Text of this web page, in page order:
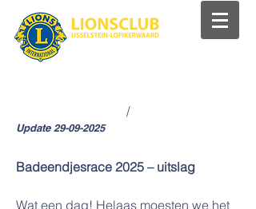
/​
Update 29-09-2025
Badeendjesrace 2025 – uitslag
Wat een dag! Helaas moesten we het